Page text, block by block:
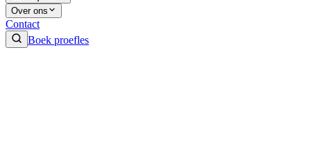
Over ons
Contact
Boek proefles